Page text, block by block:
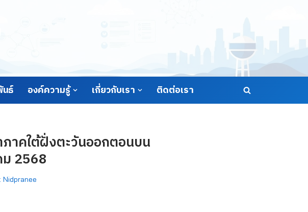
นธ์ องค์ความรู้ เกี่ยวกับเรา ติดต่อเรา
าคใต้ฝั่งตะวันออกตอนบน
2568
Nidpranee